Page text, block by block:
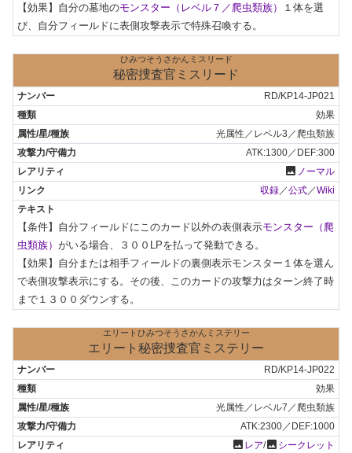
【効果】自分の墓地のモンスター（レベル７／爬虫類族）
１体を選
び、自分フィールドに表側攻撃表示で特殊召喚する。
ひみつそうさかんミスリード
秘密捜査官ミスリード
RD/KP14-JP021
効果
光属性／レベル3／爬虫類族
ATK:1300／DEF:300
photo ノーマル
収録／公式／Wiki
【条件】自分フィールドにこのカード以外の表側表示モンスター（爬
虫類族） がいる場合、３００LPを払って発動できる。
【効果】自分または相手フィールドの裏側表示モンスター１体を選ん
で表側攻撃表示にする。その後、このカードの攻撃力はターン終了時
まで１３００ダウンする。
エリートひみつそうさかんミステリー
エリート秘密捜査官ミステリー
RD/KP14-JP022
効果
光属性／レベル7／爬虫類族
ATK:2300／DEF:1000
photo レア/photo シークレット